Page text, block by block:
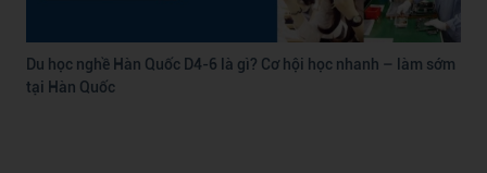
Du học nghề Hàn Quốc D4-6 là gì? Cơ hội học nhanh – làm sớm
tại Hàn Quốc